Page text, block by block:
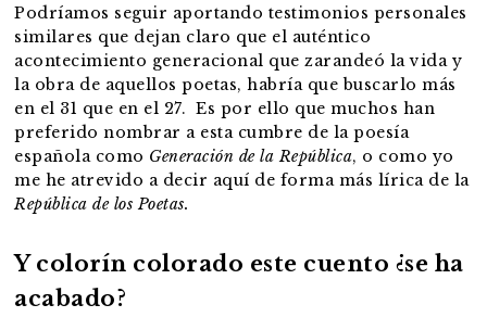
Podríamos seguir aportando testimonios personales
similares que dejan claro que el auténtico
acontecimiento generacional que zarandeó la vida y
la obra de aquellos poetas, habría que buscarlo más
en el 31 que en el 27. Es por ello que muchos han
preferido nombrar a esta cumbre de la poesía
española como Generación de la República, o como yo
me he atrevido a decir aquí de forma más lírica de la
República de los Poetas.
Y colorín colorado este cuento ¿se ha
acabado?